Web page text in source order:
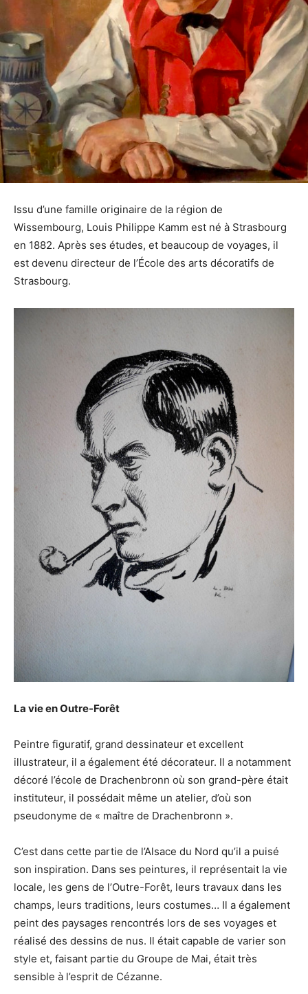
Issu d’une famille originaire de la région de
Wissembourg, Louis Philippe Kamm est né à Strasbourg
en 1882. Après ses études, et beaucoup de voyages, il
est devenu directeur de l’École des arts décoratifs de
Strasbourg.
La vie en Outre-Forêt
Peintre figuratif, grand dessinateur et excellent
illustrateur, il a également été décorateur. Il a notamment
décoré l’école de Drachenbronn où son grand-père était
instituteur, il possédait même un atelier, d’où son
pseudonyme de « maître de Drachenbronn ».
C’est dans cette partie de l’Alsace du Nord qu’il a puisé
son inspiration. Dans ses peintures, il représentait la vie
locale, les gens de l’Outre-Forêt, leurs travaux dans les
champs, leurs traditions, leurs costumes… Il a également
peint des paysages rencontrés lors de ses voyages et
réalisé des dessins de nus. Il était capable de varier son
style et, faisant partie du Groupe de Mai, était très
sensible à l’esprit de Cézanne.